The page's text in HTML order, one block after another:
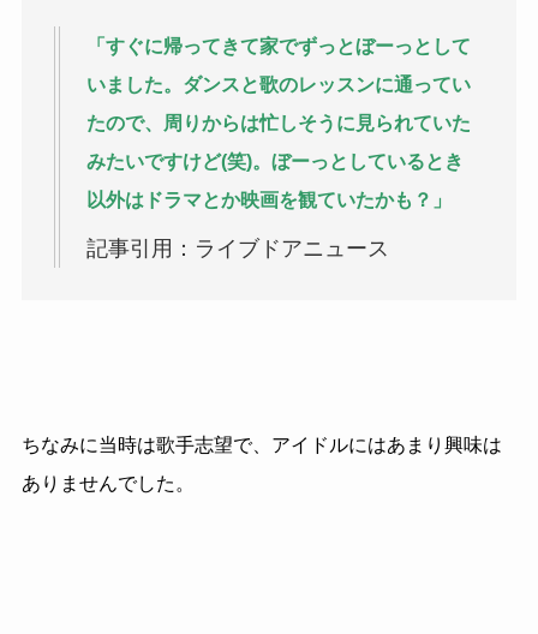
「すぐに帰ってきて家でずっとぼーっとして
いました。ダンスと歌のレッスンに通ってい
たので、周りからは忙しそうに見られていた
みたいですけど(笑)。ぼーっとしているとき
以外はドラマとか映画を観ていたかも？」
記事引用：ライブドアニュース
ちなみに当時は歌手志望で、アイドルにはあまり興味は
ありませんでした。